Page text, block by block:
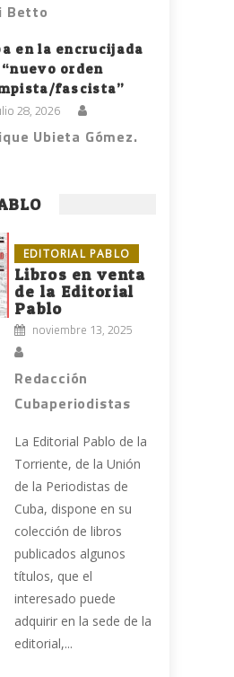
Betto
en la encrucijada
orden
fascista”
28, 2026
Ubieta Gómez.
EDITORIAL PABLO
Libros en venta
de la Editorial
Pablo
noviembre 13, 2025
Redacción
Cubaperiodistas
La Editorial Pablo de la
Torriente, de la Unión
de la Periodistas de
Cuba, dispone en su
colección de libros
publicados algunos
títulos, que el
interesado puede
adquirir en la sede de la
editorial,...